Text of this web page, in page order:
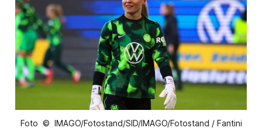
Foto © IMAGO/Fotostand/SID/IMAGO/Fotostand / Fantini